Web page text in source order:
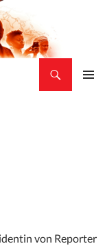
von Reporter